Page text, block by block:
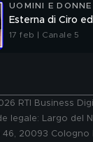
UOMINI E DONNE
Esterna di Ciro
17 feb | Canale 5
RTI Business
legale: Largo del
20093 Cologno